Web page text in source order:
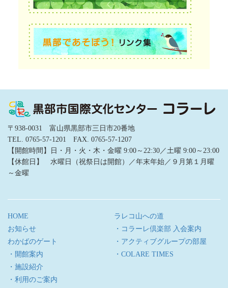
〒938-0031 富山県黒部市三日市20番地
TEL. 0765-57-1201 FAX. 0765-57-1207
【開館時間】日・月・火・木・金曜 9:00～22:30／土曜 9:00～23:00
【休館日】 水曜日（祝祭日は開館）／年末年始／９月第１月曜
～金曜
HOME
お知らせ
わかばのゲート
・開館案内
・施設紹介
・利用のご案内
ラレコ山への道
・コラーレ倶楽部 入会案内
・アクティブグループの部屋
・COLARE TIMES